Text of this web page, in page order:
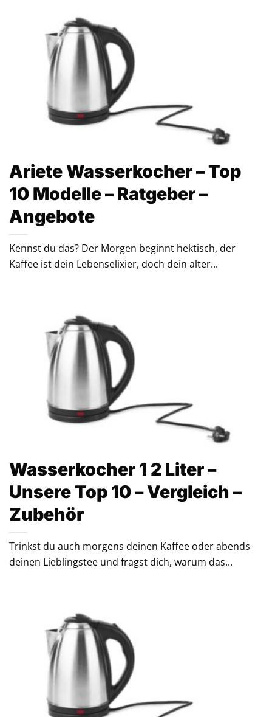
Ariete Wasserkocher – Top
10 Modelle – Ratgeber –
Angebote
Kennst du das? Der Morgen beginnt hektisch, der
Kaffee ist dein Lebenselixier, doch dein alter...
Wasserkocher 1 2 Liter –
Unsere Top 10 – Vergleich –
Zubehör
Trinkst du auch morgens deinen Kaffee oder abends
deinen Lieblingstee und fragst dich, warum das...